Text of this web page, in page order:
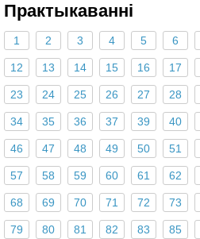
Практыкаванні
1 2 3 4 5 6
12 13 14 15 16 17
23 24 25 26 27 28
34 35 36 37 39 40
46 47 48 49 50 51
57 58 59 60 61 62
68 69 70 71 72 73
79 80 81 82 83 85